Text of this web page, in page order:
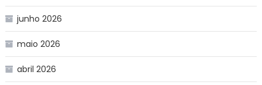
junho 2026
maio 2026
abril 2026